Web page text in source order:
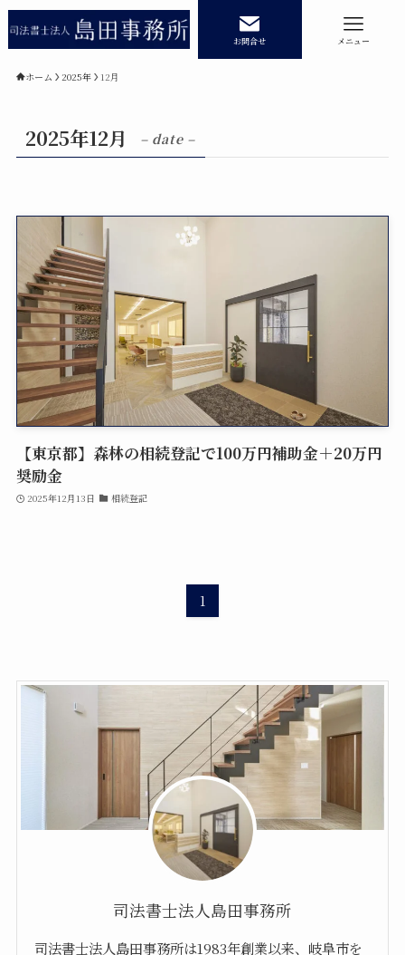
ホーム
遺産承継業務
事務所紹介 記事コラム
記事コラムカテゴリー
相続登記
当事務所では、司法書士業務のあらゆる分野につ
いて、私たちの知識と経験を活かし、皆様のご要
望や疑問にお答えします。
相続登記、遺言書作成、民事信託、会社設立、法
人登記を始め、幅広い分野に対応していますの
で、お気軽にご相談ください。
お問合せ メニュー
ホーム 2025年 12月
2025年12月 – date –
【東京都】森林の相続登記で100万円補助金＋20万円
奨励金
2025年12月13日 相続登記
1
司法書士法人島田事務所
司法書士法人島田事務所は1983年創業以来、岐阜市を